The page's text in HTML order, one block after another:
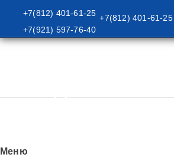
+7(812) 401-61-25
+7(921) 597-76-40
+7(812) 401-61-25
Меню